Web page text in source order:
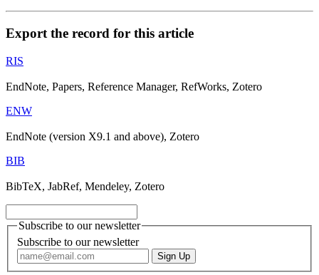
Export the record for this article
RIS
EndNote, Papers, Reference Manager, RefWorks, Zotero
ENW
EndNote (version X9.1 and above), Zotero
BIB
BibTeX, JabRef, Mendeley, Zotero
Subscribe to our newsletter
Subscribe to our newsletter